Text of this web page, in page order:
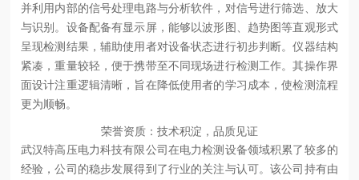
并利用内部的信号处理电路与分析软件，对信号进行筛选、放大
与识别。设备配备有显示屏，能够以波形图、趋势图等直观形式
呈现检测结果，辅助使用者对设备状态进行初步判断。仪器结构
紧凑，重量较轻，便于携带至不同现场进行检测工作。其操作界
面设计注重逻辑清晰，旨在降低使用者的学习成本，使检测流程
更为顺畅。
荣誉资质：技术积淀，品质见证
武汉特高压电力科技有限公司在电力检测设备领域积累了较多的
经验，公司的稳步发展得到了行业的关注与认可。该公司持有由